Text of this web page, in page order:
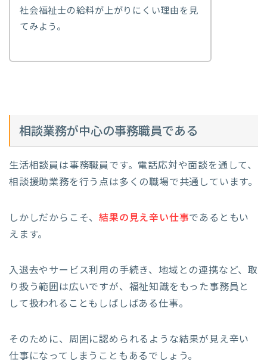
社会福祉士の給料が上がりにくい理由を見
てみよう。
相談業務が中心の事務職員である
生活相談員は事務職員です。電話応対や面談を通して、
相談援助業務を行う点は多くの職場で共通しています。
しかしだからこそ、結果の見え辛い仕事であるともい
えます。
入退去やサービス利用の手続き、地域との連携など、取
り扱う範囲は広いですが、福祉知識をもった事務員と
して扱われることもしばしばある仕事。
そのために、周囲に認められるような結果が見え辛い
仕事になってしまうこともあるでしょう。